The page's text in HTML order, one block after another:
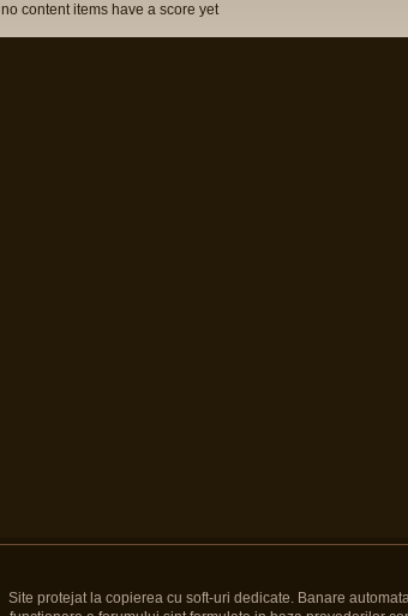
no content items have a score yet
Site protejat la copierea cu soft-uri dedicate. Banare